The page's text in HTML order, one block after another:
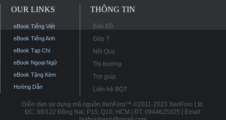
OUR LINKS
eBook Tiếng Việt
eBook Tiếng Anh
eBook Tạp Chí
eBook Ngoại Ngữ
eBook Tặng Kèm
Hướng Dẫn
THÔNG TIN
Bản Đồ
Góp Ý
Nội Quy
Thị trường
Trợ giúp
Liên hệ BQT
Diễn đàn sử dụng mã nguồn XenForo™ ©2011-2023 XenForo Ltd.
ĐC: 68/122 Đồng Nai, P15, Q10, HCM | ĐT: 0944625325 | Email: